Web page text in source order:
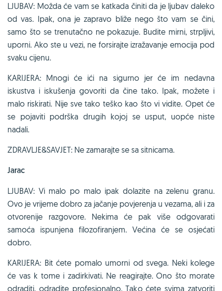
LJUBAV: Možda će vam se katkada činiti da je ljubav daleko
od vas. Ipak, ona je zapravo bliže nego što vam se čini,
samo što se trenutačno ne pokazuje. Budite mirni, strpljivi,
uporni. Ako ste u vezi, ne forsirajte izražavanje emocija pod
svaku cijenu.
KARIJERA: Mnogi će ići na sigurno jer će im nedavna
iskustva i iskušenja govoriti da čine tako. Ipak, možete i
malo riskirati. Nije sve tako teško kao što vi vidite. Opet će
se pojaviti podrška drugih kojoj se usput, uopće niste
nadali.
ZDRAVLJE&SAVJET: Ne zamarajte se sa sitnicama.
Jarac
LJUBAV: Vi malo po malo ipak dolazite na zelenu granu.
Ovo je vrijeme dobro za jačanje povjerenja u vezama, ali i za
otvorenije razgovore. Nekima će pak više odgovarati
samoća ispunjena filozofiranjem. Većina će se osjećati
dobro.
KARIJERA: Bit ćete pomalo umorni od svega. Neki kolege
će vas k tome i zadirkivati. Ne reagirajte. Ono što morate
odraditi, odradite profesionalno. Tako ćete svima zatvoriti